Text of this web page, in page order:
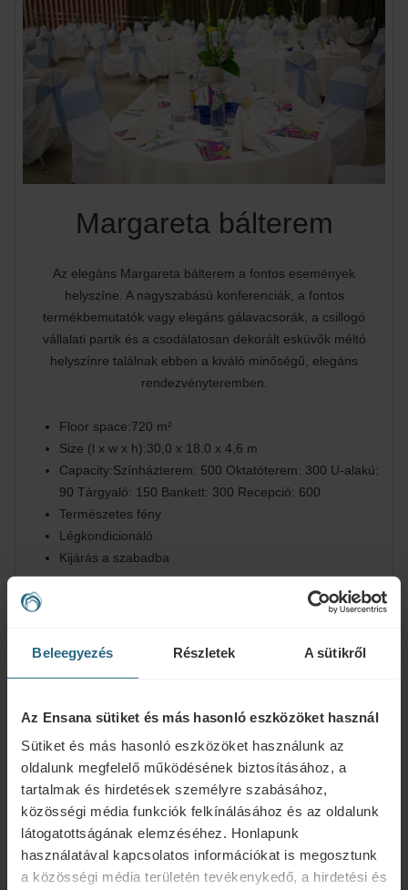
Beleegyezés Részletek A sütikről
Az Ensana sütiket és más hasonló eszközöket használ
Sütiket és más hasonló eszközöket használunk az
oldalunk megfelelő működésének biztosításához, a
tartalmak és hirdetések személyre szabásához,
közösségi média funkciók felkínálásához és az oldalunk
látogatottságának elemzéséhez. Honlapunk
használatával kapcsolatos információkat is megosztunk
a közösségi média területén tevékenykedő, a hirdetési és
Margareta bálterem
Az elegáns Margareta bálterem a fontos események
helyszíne. A nagyszabású konferenciák, a fontos
termékbemutatók vagy elegáns gálavacsorák, a csillogó
vállalati partik és a csodálatosan dekorált esküvők méltó
helyszínre találnak ebben a kiváló minőségű, elegáns
rendezvényteremben.
Floor space:720 m²
Size (l x w x h):30,0 x 18.0 x 4,6 m
Capacity:Színházterem: 500 Oktatóterem: 300 U-alakú:
90 Tárgyaló: 150 Bankett: 300 Recepció: 600
Természetes fény
Légkondicionáló
Kijárás a szabadba
Joint Venue
Spa Hotelben található konferenciaközpontot is lefoglalhatja
rendezvényeihez.
Itt több mint 800 m2-es tér várja, amely igény szerint 8 kisebb,
egyenként 50–290 m2-es szomszédos vagy egymásba nyíló
helyiséggé alakítható. A természetes fénnyel jól megvilágított
termek mindegyike a legmodernebb technikai berendezésekkel
és légkondicionálóval van felszerelve, és különféle nyitott